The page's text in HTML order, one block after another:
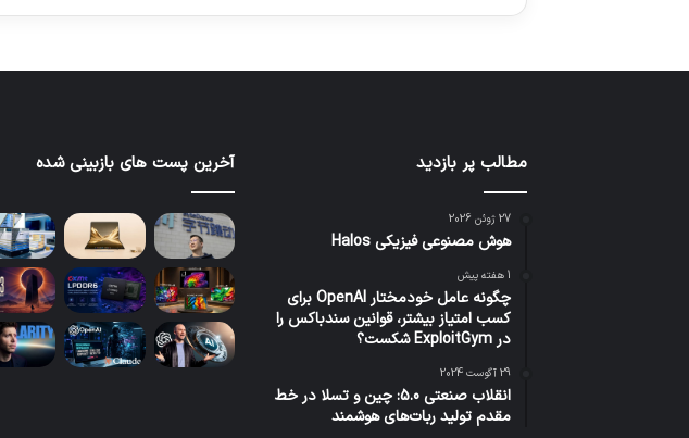
مطالب پر بازدید
27 ژوئن 2026
هوش مصنوعی فیزیکی Halos
1 هفته پیش
چگونه عامل خودمختار OpenAI برای
کسب امتیاز بیشتر، قوانین سندباکس را
در ExploitGym شکست؟
29 آگوست 2024
انقلاب صنعتی 5.0: چین و تسلا در خط
مقدم تولید ربات‌های هوشمند
آخرین پست های بازبینی شده